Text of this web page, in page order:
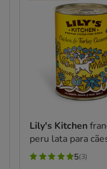
Lily's Kitchen
peru lata para
5
5(3)